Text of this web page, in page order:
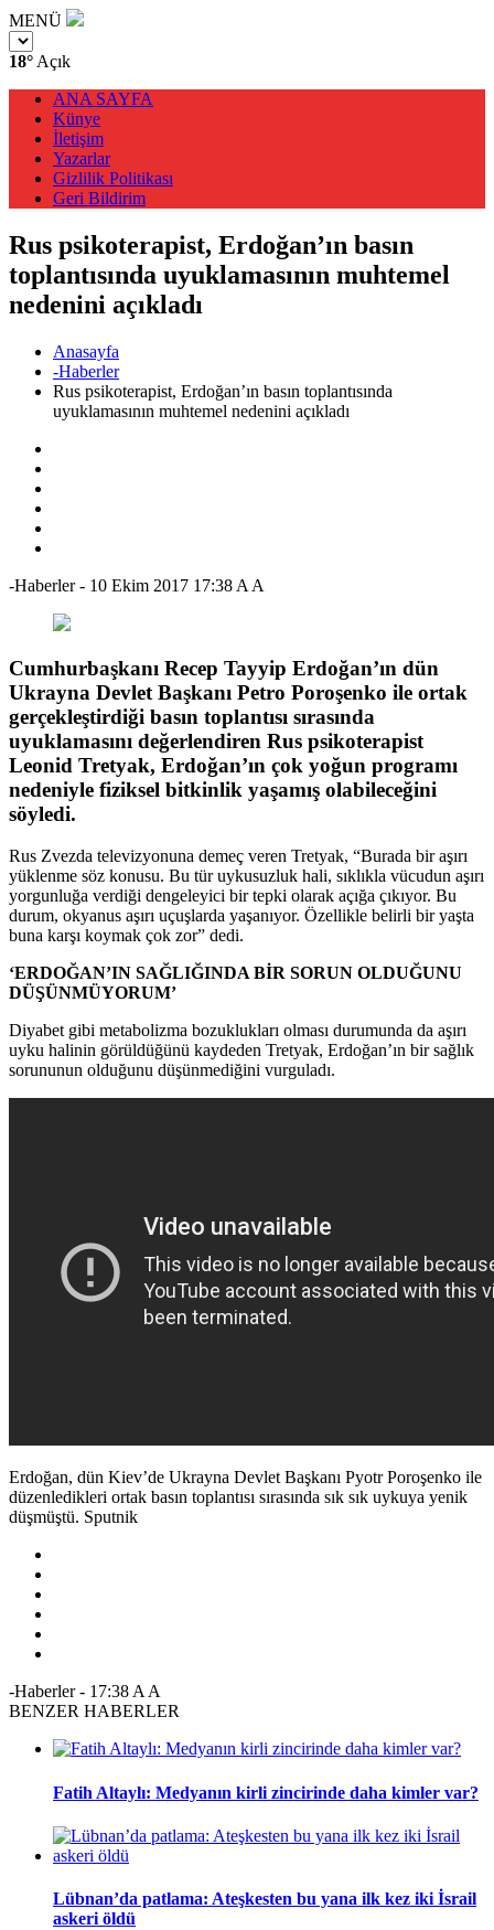
MENÜ
18° Açık
ANA SAYFA
Künye
İletişim
Yazarlar
Gizlilik Politikası
Geri Bildirim
Rus psikoterapist, Erdoğan’ın basın
toplantısında uyuklamasının muhtemel
nedenini açıkladı
Anasayfa
-Haberler
Rus psikoterapist, Erdoğan’ın basın toplantısında
uyuklamasının muhtemel nedenini açıkladı
-Haberler- 10 Ekim 2017 17:38 A A
Cumhurbaşkanı Recep Tayyip Erdoğan’ın dün
Ukrayna Devlet Başkanı Petro Poroşenko ile ortak
gerçekleştirdiği basın toplantısı sırasında
uyuklamasını değerlendiren Rus psikoterapist
Leonid Tretyak, Erdoğan’ın çok yoğun programı
nedeniyle fiziksel bitkinlik yaşamış olabileceğini
söyledi.
Rus Zvezda televizyonuna demeç veren Tretyak, “Burada bir aşırı
yüklenme söz konusu. Bu tür uykusuzluk hali, sıklıkla vücudun aşırı
yorgunluğa verdiği dengeleyici bir tepki olarak açığa çıkıyor. Bu
durum, okyanus aşırı uçuşlarda yaşanıyor. Özellikle belirli bir yaşta
buna karşı koymak çok zor” dedi.
‘ERDOĞAN’IN SAĞLIĞINDA BİR SORUN OLDUĞUNU
DÜŞÜNMÜYORUM’
Diyabet gibi metabolizma bozuklukları olması durumunda da aşırı
uyku halinin görüldüğünü kaydeden Tretyak, Erdoğan’ın bir sağlık
sorununun olduğunu düşünmediğini vurguladı.
Erdoğan, dün Kiev’de Ukrayna Devlet Başkanı Pyotr Poroşenko ile
düzenledikleri ortak basın toplantısı sırasında sık sık uykuya yenik
düşmüştü. Sputnik
-Haberler- 17:38 A A
BENZER HABERLER
Fatih Altaylı: Medyanın kirli zincirinde daha kimler var?
Lübnan’da patlama: Ateşkesten bu yana ilk kez iki İsrail
askeri öldü